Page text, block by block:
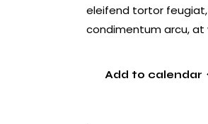
eleifend tortor
condimentum arcu,
Add to calendar